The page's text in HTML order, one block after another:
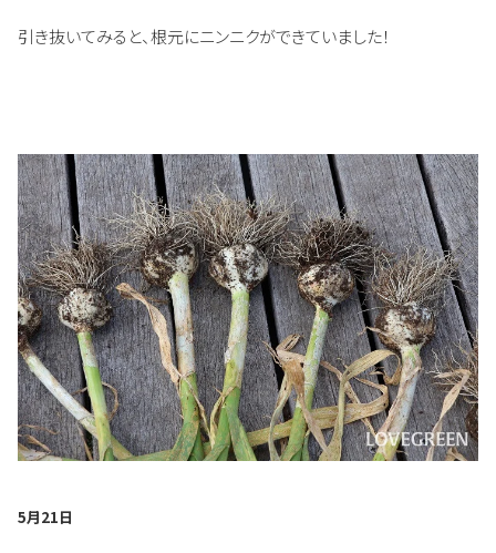
引き抜いてみると、根元にニンニクができていました！
5月21日